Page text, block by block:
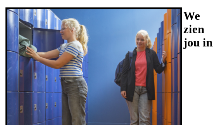
We
zien
jou in